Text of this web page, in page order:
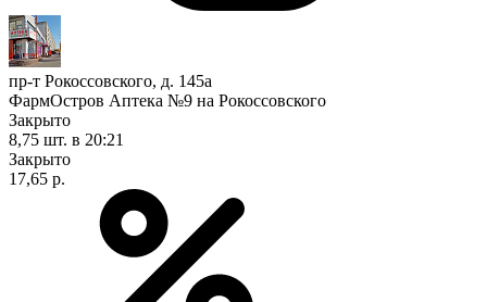
пр-т Рокоссовского, д. 145а
ФармОстров Аптека №9 на Рокоссовского
Закрыто
8,75 шт. в 20:21
Закрыто
17,65 р.